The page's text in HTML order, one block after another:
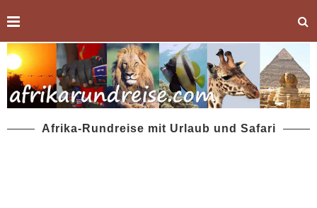
Afrika-Rundreise mit Urlaub und Safari